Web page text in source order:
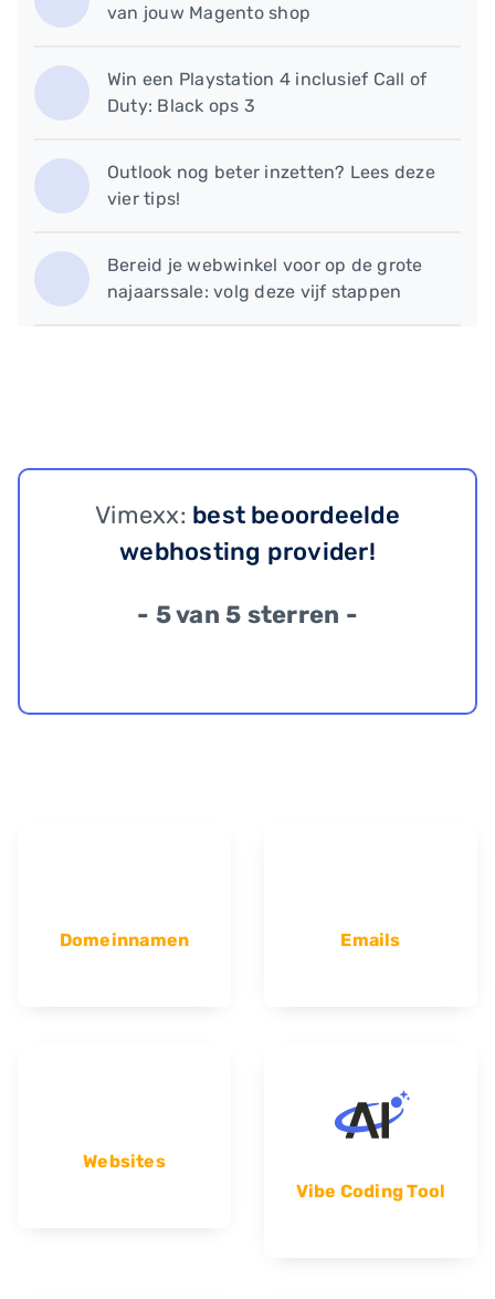
van jouw Magento shop
Win een Playstation 4 inclusief Call of
Duty: Black ops 3
Outlook nog beter inzetten? Lees deze
vier tips!
Bereid je webwinkel voor op de grote
najaarssale: volg deze vijf stappen
Vimexx: best beoordeelde
webhosting provider!
- 5 van 5 sterren -
Domeinnamen Emails
Websites
Vibe Coding Tool